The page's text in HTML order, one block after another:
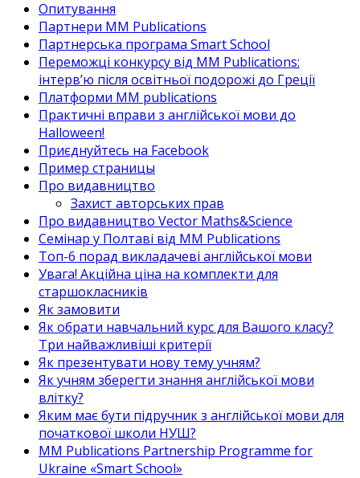
Опитування
Партнери MM Publications
Партнерська програма Smart School
Переможці конкурсу від MM Publications:
інтерв’ю після освітньої подорожі до Греції
Платформи MM publications
Практичні вправи з англійської мови до
Halloween!
Приєднуйтесь на Facebook
Пример страницы
Про видавництво
Захист авторських прав
Про видавництво Vector Maths&Science
Семінар у Полтаві від MM Publications
Топ-6 порад викладачеві англійської мови
Увага! Акційна ціна на комплекти для
старшокласників
Як замовити
Як обрати навчальний курс для Вашого класу?
Три найважливіші критерії
Як презентувати нову тему учням?
Як учням зберегти знання англійської мови
влітку?
Яким має бути підручник з англійської мови для
початкової школи НУШ?
MM Publications Partnership Programme for
Ukraine «Smart School»